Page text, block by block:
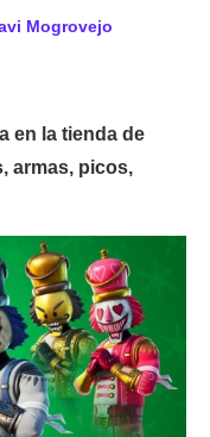
Mogrovejo
en la tienda de
armas, picos,